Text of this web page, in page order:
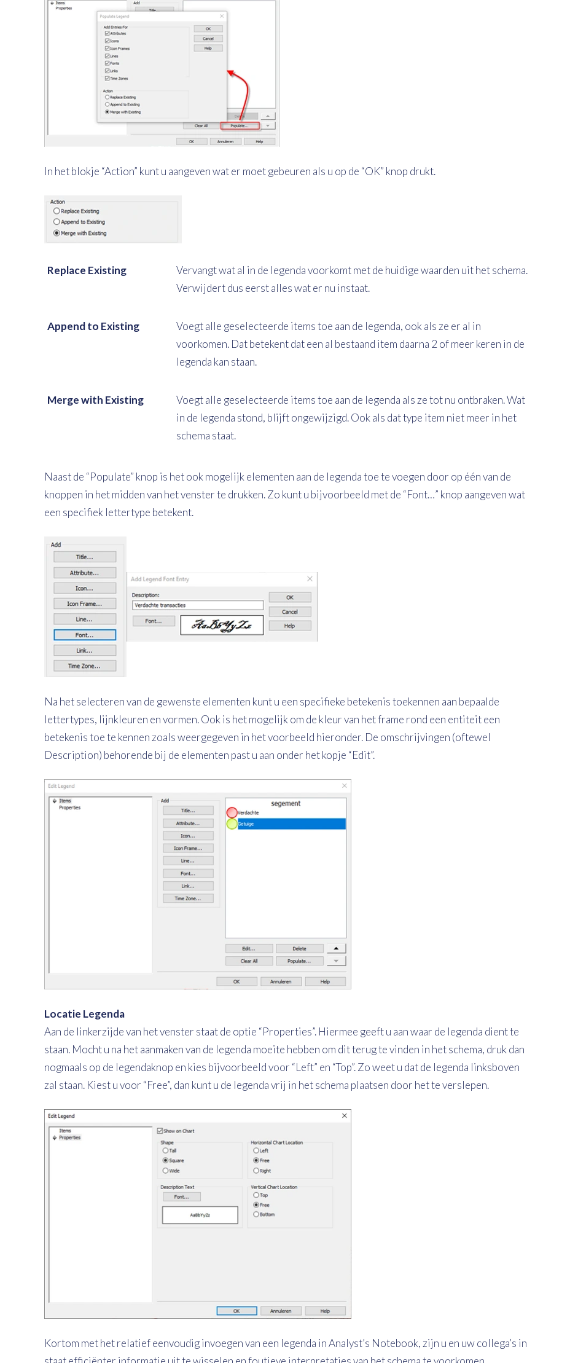
In het blokje “Action” kunt u aangeven wat er moet gebeuren als u op de “OK” knop drukt.
Replace Existing
Vervangt wat al in de legenda voorkomt met de huidige waarden uit het schema.
Verwijdert dus eerst alles wat er nu instaat.
Append to Existing
Voegt alle geselecteerde items toe aan de legenda, ook als ze er al in
voorkomen. Dat betekent dat een al bestaand item daarna 2 of meer keren in de
legenda kan staan.
Merge with Existing
Voegt alle geselecteerde items toe aan de legenda als ze tot nu ontbraken. Wat
in de legenda stond, blijft ongewijzigd. Ook als dat type item niet meer in het
schema staat.
Naast de “Populate” knop is het ook mogelijk elementen aan de legenda toe te voegen door op één van de
knoppen in het midden van het venster te drukken. Zo kunt u bijvoorbeeld met de “Font…” knop aangeven wat
een specifiek lettertype betekent.
Na het selecteren van de gewenste elementen kunt u een specifieke betekenis toekennen aan bepaalde
lettertypes, lijnkleuren en vormen. Ook is het mogelijk om de kleur van het frame rond een entiteit een
betekenis toe te kennen zoals weergegeven in het voorbeeld hieronder. De omschrijvingen (oftewel
Description) behorende bij de elementen past u aan onder het kopje “Edit”.
Locatie Legenda
Aan de linkerzijde van het venster staat de optie “Properties”. Hiermee geeft u aan waar de legenda dient te
staan. Mocht u na het aanmaken van de legenda moeite hebben om dit terug te vinden in het schema, druk dan
nogmaals op de legendaknop en kies bijvoorbeeld voor “Left” en “Top”. Zo weet u dat de legenda linksboven
zal staan. Kiest u voor “Free”, dan kunt u de legenda vrij in het schema plaatsen door het te verslepen.
Kortom met het relatief eenvoudig invoegen van een legenda in Analyst’s Notebook, zijn u en uw collega’s in